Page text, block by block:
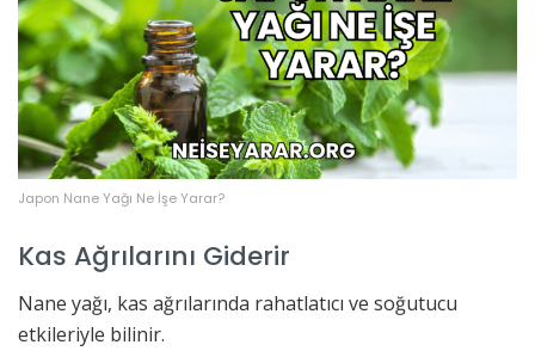
Japon Nane Yağı Ne İşe Yarar?
Kas Ağrılarını Giderir
Nane yağı, kas ağrılarında rahatlatıcı ve soğutucu
etkileriyle bilinir.